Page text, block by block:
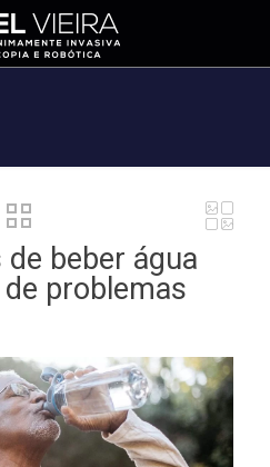
beber água
problemas